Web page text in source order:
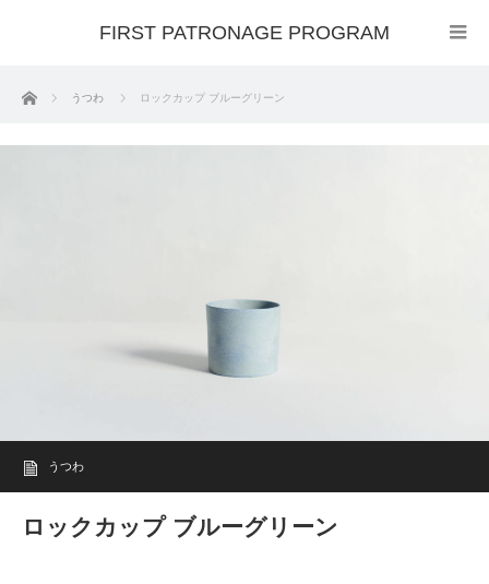
FIRST PATRONAGE PROGRAM
ホーム うつわ ロックカップ ブルーグリーン
うつわ
ロックカップ ブルーグリーン